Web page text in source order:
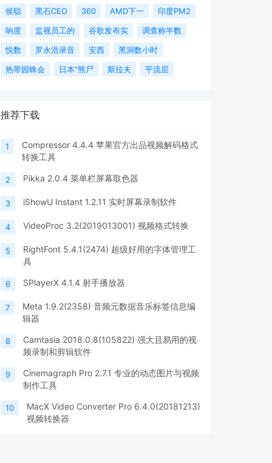
侯聪
黑石CEO 360 AMD下一
印度PM2
响度
监视员工的 谷歌发布实
调查称半数
悦数
罗永浩录音 安西
黑洞数小时
热带园蛛会
日本“熊尸 斯拉夫 平流层
推荐下载
1
Compressor 4.4.4 苹果官方出品视频解码格式
转换工具
2 Pikka 2.0.4 菜单栏屏幕取色器
3 iShowU Instant 1.2.11 实时屏幕录制软件
4 VideoProc 3.2(2019013001) 视频格式转换
5
RightFont 5.4.1(2474) 超级好用的字体管理工
具
6 SPlayerX 4.1.4 射手播放器
7
Meta 1.9.2(2358) 音频元数据音乐标签信息编
辑器
8
Camtasia 2018.0.8(105822) 强大且易用的视
频录制和剪辑软件
9
Cinemagraph Pro 2.7.1 专业的动态图片与视频
制作工具
10
MacX Video Converter Pro 6.4.0(20181213)
视频转换器